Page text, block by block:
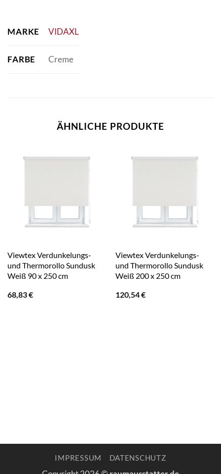
MARKE VIDAXL
FARBE Creme
ÄHNLICHE PRODUKTE
Viewtex Verdunkelungs-
und Thermorollo Sundusk
Weiß 90 x 250 cm
68,83€
Viewtex Verdunkelungs-
und Thermorollo Sundusk
Weiß 200 x 250 cm
120,54€
IMPRESSUM DATENSCHUTZ